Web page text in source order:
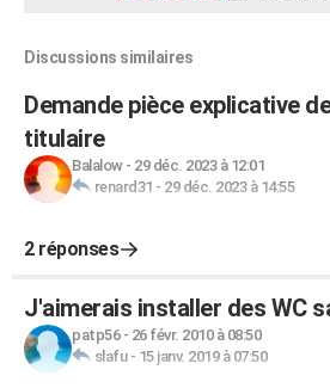
Discussions similaires
Demande pièce explicative
titulaire
Balalow- 29 déc. 2023 à 12:01
renard31 - 29 déc. 2023 à 14:55
2 réponses
J'aimerais installer des WC
patp56- 26 févr. 2010 à 08:50
slafu- 15 janv. 2019 à 07:50